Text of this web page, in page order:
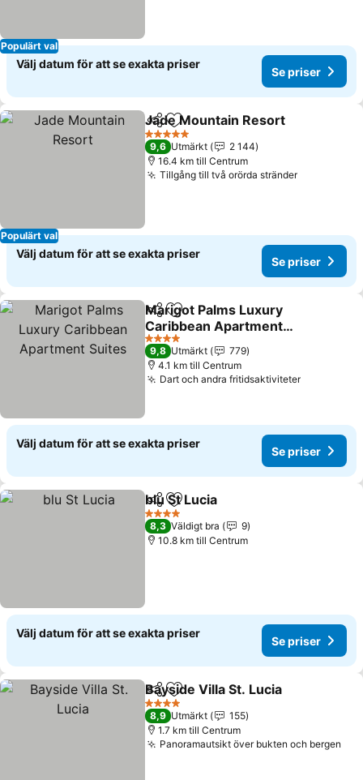
Populärt val
Välj datum för att se exakta priser
Se priser
Populärt val
Dela Lägg till i Mina Favoriter
Jade Mountain Resort
5 Stjärnor
9,6 Utmärkt
2 144
16.4 km till Centrum
Tillgång till två orörda stränder
Välj datum för att se exakta priser
Se priser
Dela Lägg till i Mina Favoriter
Marigot Palms Luxury
Caribbean Apartment
Suites
4 Stjärnor
9,8 Utmärkt
779
4.1 km till Centrum
Dart och andra fritidsaktiviteter
Välj datum för att se exakta priser
Se priser
Dela Lägg till i Mina Favoriter
blu St Lucia
4 Stjärnor
8,3 Väldigt bra
9
10.8 km till Centrum
Välj datum för att se exakta priser
Se priser
Dela Lägg till i Mina Favoriter
Bayside Villa St. Lucia
4 Stjärnor
8,9 Utmärkt
155
1.7 km till Centrum
Panoramautsikt över bukten och bergen